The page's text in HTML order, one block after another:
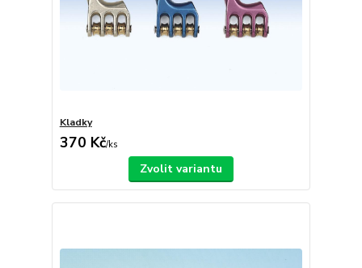
Kladky
370 Kč/ks
Zvolit variantu